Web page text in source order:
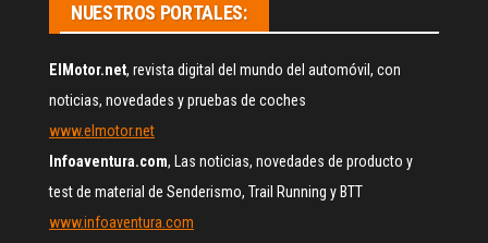
NUESTROS PORTALES:
ElMotor.net, revista digital del mundo del automóvil, con
noticias, novedades y pruebas de coches
www.elmotor.net
Infoaventura.com, Las noticias, novedades de producto y
test de material de Senderismo, Trail Running y BTT
www.infoaventura.com